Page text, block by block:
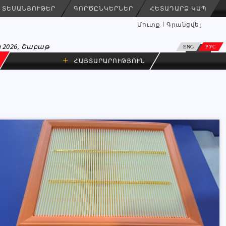
ՏԵՍԱՆՅՈՒԹԵՐ ԳՈՐԾԸՆԿԵՐՆԵՐ ՀԵՏԱԴԱՐՁ ԿԱՊ
Մուտք Գրանցվել
ENG РУС
2026, Շաբաթ
+ ՀԱՅՏԱՐԱՐՈՒԹՅՈՒՆ